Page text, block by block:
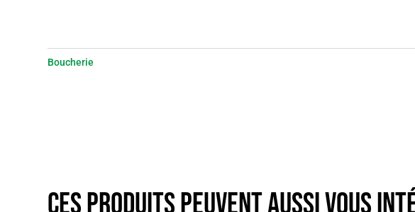
Boucherie